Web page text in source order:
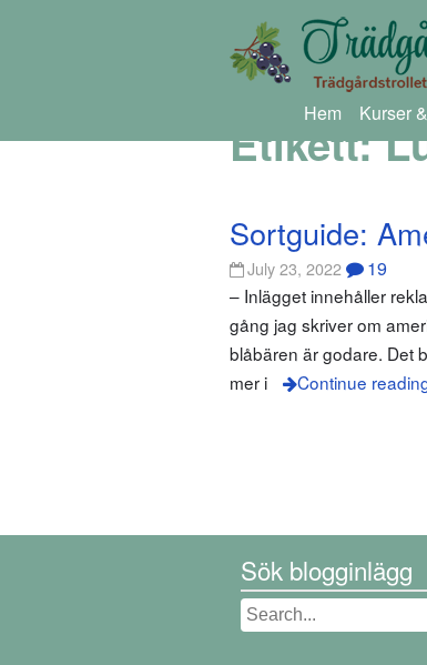
Hem Kurser
Etikett:
Sortguide:
July 23, 2022 19
– Inlägget innehåller
gång jag skriver om
blåbären är godare. Det
mer i
Continue
Sök blogginlägg